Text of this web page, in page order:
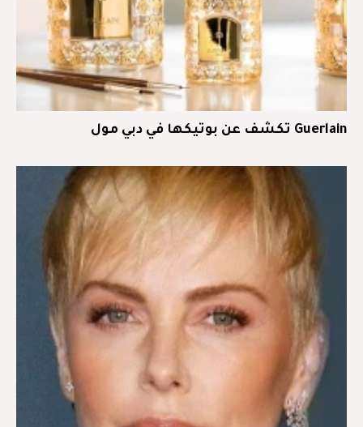
Guerlain تكشف عن بوتيكها في دبي مول